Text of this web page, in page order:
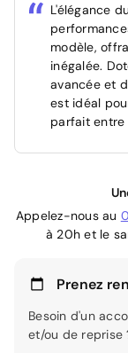
L'élégance
modèle,
inégalée.
avancée et
est idéal
parfait
Appelez-nous au
à 20h et le
Prenez
Besoin d'un
et/ou de reprise